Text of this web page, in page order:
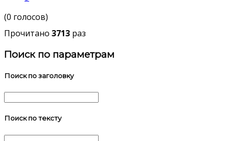
(0 голосов)
Прочитано 3713 раз
Поиск по параметрам
Поиск по заголовку
Поиск по тексту